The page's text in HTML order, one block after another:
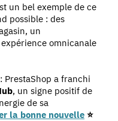
un bel exemple de ce
possible : des
un
omnicanale
PrestaShop a franchi
, un signe positif de
de sa
la bonne nouvelle ⭐